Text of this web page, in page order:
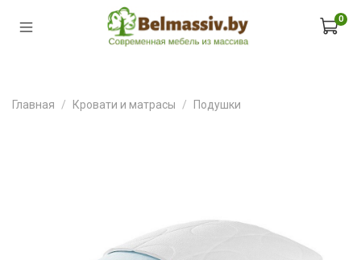
0
Главная Кровати и матрасы Подушки